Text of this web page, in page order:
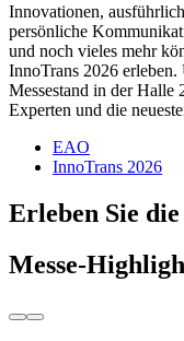
Innovationen,
persönliche
und noch vieles mehr
InnoTrans 2026 erleben.
Messestand in der Halle
Experten und die
EAO
InnoTrans 2026
Erleben Sie
Messe-